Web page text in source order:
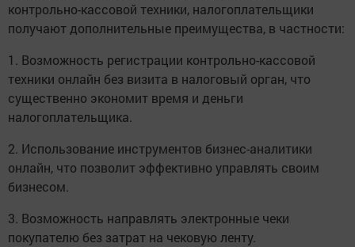
контрольно-кассовой техники, налогоплательщики
получают дополнительные преимущества, в частности:
1. Возможность регистрации контрольно-кассовой
техники онлайн без визита в налоговый орган, что
существенно экономит время и деньги
налогоплательщика.
2. Использование инструментов бизнес-аналитики
онлайн, что позволит эффективно управлять своим
бизнесом.
3. Возможность направлять электронные чеки
покупателю без затрат на чековую ленту.